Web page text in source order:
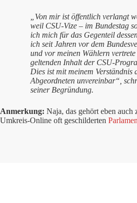
„Von mir ist öffentlich verlangt
weil CSU-Vize – im Bundestag
ich mich für das Gegenteil
ich seit Jahren vor dem
und vor meinen Wählern
geltenden Inhalt der CSU-
Dies ist mit meinem Verständnis
Abgeordneten unvereinbar“,
seiner Begründung.
Anmerkung: Naja, das gehört eben auch
Umkreis-Online oft geschilderten